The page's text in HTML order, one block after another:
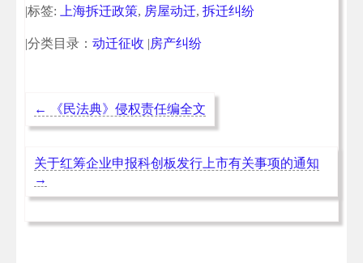
元/平米（附动迁款计算工具）
|标签: 上海拆迁政策, 房屋动迁, 拆迁纠纷
|分类目录： 动迁征收 |房产纠纷
← 《民法典》侵权责任编全文
关于红筹企业申报科创板发行上市有关事项的通知
→